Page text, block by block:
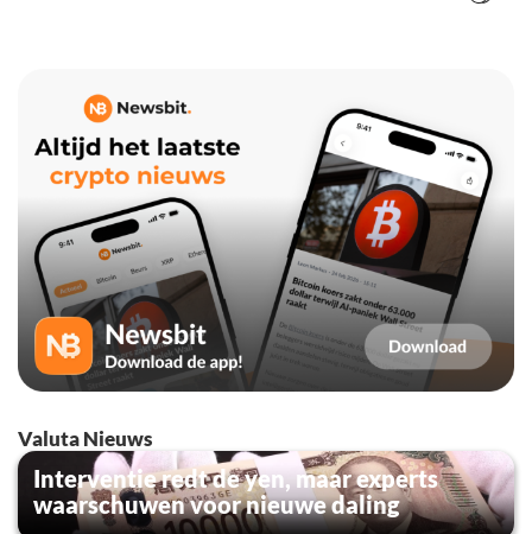
Valuta Nieuws
Interventie redt de yen, maar experts
waarschuwen voor nieuwe daling